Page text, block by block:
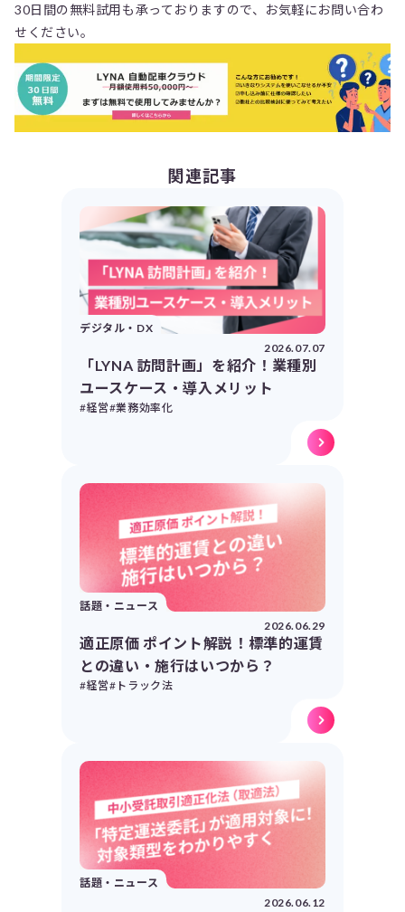
30日間の無料試用も承っておりますので、お気軽にお問い合わ
せください。
関連記事
デジタル・DX
2026.07.07
「LYNA 訪問計画」を紹介！業種別
ユースケース・導入メリット
#経営#業務効率化
話題・ニュース
2026.06.29
適正原価 ポイント解説！標準的運賃
との違い・施行はいつから？
#経営#トラック法
話題・ニュース
2026.06.12